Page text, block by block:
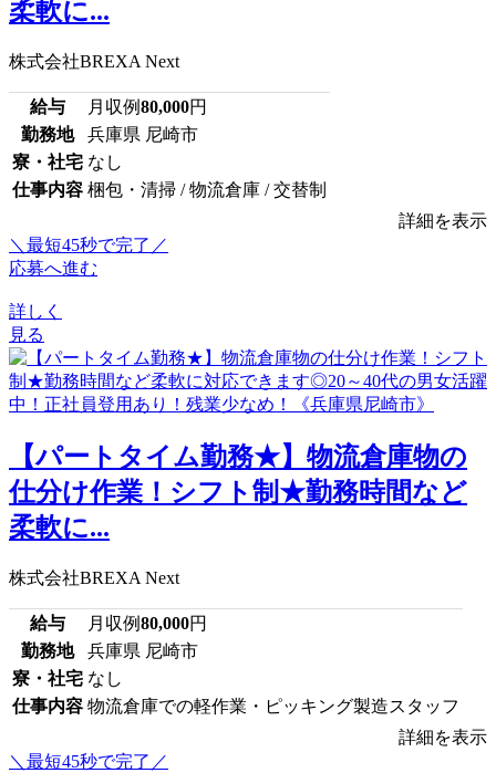
柔軟に...
株式会社BREXA Next
給与 月収例80,000円
勤務地
兵庫県 尼崎市
寮・社宅 なし
仕事内容 梱包・清掃 / 物流倉庫 / 交替制
詳細を表示
＼最短45秒で完了／
応募へ進む
詳しく
見る
【パートタイム勤務★】物流倉庫物の
仕分け作業！シフト制★勤務時間など
柔軟に...
株式会社BREXA Next
給与 月収例80,000円
勤務地
兵庫県 尼崎市
寮・社宅 なし
仕事内容 物流倉庫での軽作業・ピッキング製造スタッフ
詳細を表示
＼最短45秒で完了／